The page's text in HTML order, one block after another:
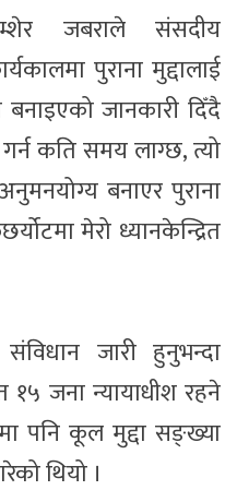
जबराले संसदीय
पुराना मुद्दालाई
जानकारी दिँदै
कति समय लाग्छ, त्यो
बनाएर पुराना
मेरो ध्यानकेन्द्रित
जारी हुनुभन्दा
१५ जना न्यायाधीश रहने
पनि कूल मुद्दा सङ्ख्या
थियो ।